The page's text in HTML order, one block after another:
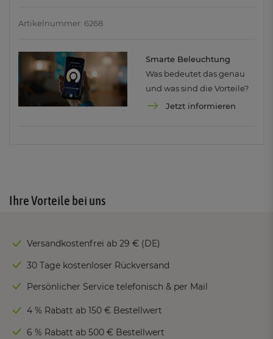
Artikelnummer: 6268
Smarte Beleuchtung
Was bedeutet das genau
und was sind die Vorteile?
Jetzt informieren
Ihre Vorteile bei uns
Versandkostenfrei ab 29 € (DE)
30 Tage kostenloser Rückversand
Persönlicher Service telefonisch & per Mail
4 % Rabatt ab 150 € Bestellwert
6 % Rabatt ab 500 € Bestellwert